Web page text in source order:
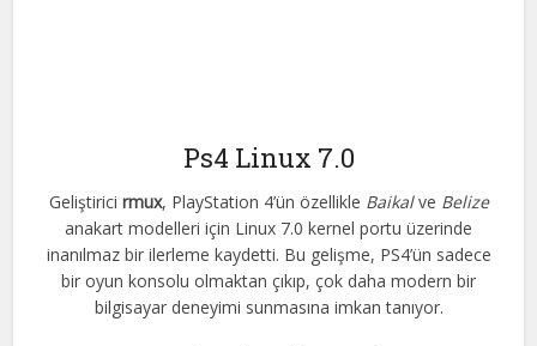
Ps4 Linux 7.0
Geliştirici rmux, PlayStation 4’ün özellikle Baikalve Belize
anakart modelleri için Linux 7.0 kernel portu üzerinde
inanılmaz bir ilerleme kaydetti. Bu gelişme, PS4’ün sadece
bir oyun konsolu olmaktan çıkıp, çok daha modern bir
bilgisayar deneyimi sunmasına imkan tanıyor.